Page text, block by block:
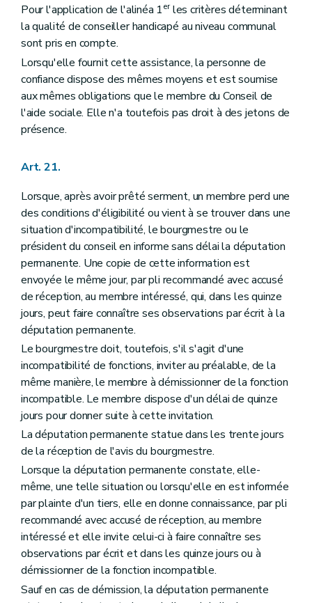
Pour l'application de l'alinéa 1erles critères déterminant
la qualité de conseiller handicapé au niveau communal
sont pris en compte.
Lorsqu'elle fournit cette assistance, la personne de
confiance dispose des mêmes moyens et est soumise
aux mêmes obligations que le membre du Conseil de
l'aide sociale. Elle n'a toutefois pas droit à des jetons de
présence.
Art. 21.
Lorsque, après avoir prêté serment, un membre perd une
des conditions d'éligibilité ou vient à se trouver dans une
situation d'incompatibilité, le bourgmestre ou le
président du conseil en informe sans délai la députation
permanente. Une copie de cette information est
envoyée le même jour, par pli recommandé avec accusé
de réception, au membre intéressé, qui, dans les quinze
jours, peut faire connaître ses observations par écrit à la
députation permanente.
Le bourgmestre doit, toutefois, s'il s'agit d'une
incompatibilité de fonctions, inviter au préalable, de la
même manière, le membre à démissionner de la fonction
incompatible. Le membre dispose d'un délai de quinze
jours pour donner suite à cette invitation.
La députation permanente statue dans les trente jours
de la réception de l'avis du bourgmestre.
Lorsque la députation permanente constate, elle-
même, une telle situation ou lorsqu'elle en est informée
par plainte d'un tiers, elle en donne connaissance, par pli
recommandé avec accusé de réception, au membre
intéressé et elle invite celui-ci à faire connaître ses
observations par écrit et dans les quinze jours ou à
démissionner de la fonction incompatible.
Sauf en cas de démission, la députation permanente